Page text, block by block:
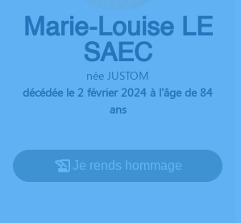
Marie-Louise LE
SAEC
née JUSTOM
décédée le 2 février 2024 à l'âge de 84
ans
Je rends hommage